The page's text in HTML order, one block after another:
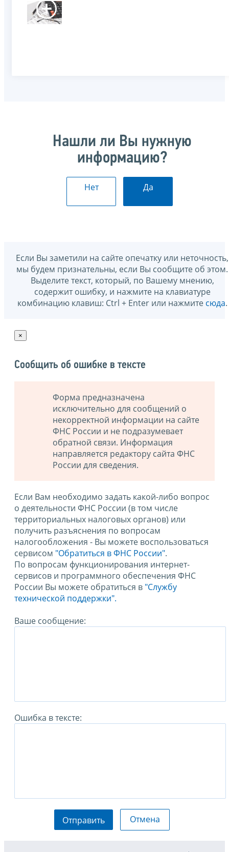
Нашли ли Вы нужную
информацию?
Нет Да
Если Вы заметили на сайте опечатку или неточность,
мы будем признательны, если Вы сообщите об этом.
Выделите текст, который, по Вашему мнению,
содержит ошибку, и нажмите на клавиатуре
комбинацию клавиш: Ctrl + Enter или нажмите сюда.
×
Сообщить об ошибке в тексте
Форма предназначена
исключительно для сообщений о
некорректной информации на сайте
ФНС России и не подразумевает
обратной связи. Информация
направляется редактору сайта ФНС
России для сведения.
Если Вам необходимо задать какой-либо вопрос
о деятельности ФНС России (в том числе
территориальных налоговых органов) или
получить разъяснения по вопросам
налогообложения - Вы можете воспользоваться
сервисом "Обратиться в ФНС России".
По вопросам функционирования интернет-
сервисов и программного обеспечения ФНС
России Вы можете обратиться в "Службу
технической поддержки".
Ваше сообщение:
Ошибка в тексте:
Отправить Отмена